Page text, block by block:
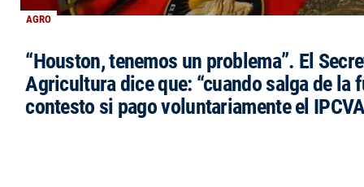
AGRO
“Houston, tenemos un problema”. El
Agricultura dice que: “cuando salga de la
contesto si pago voluntariamente el